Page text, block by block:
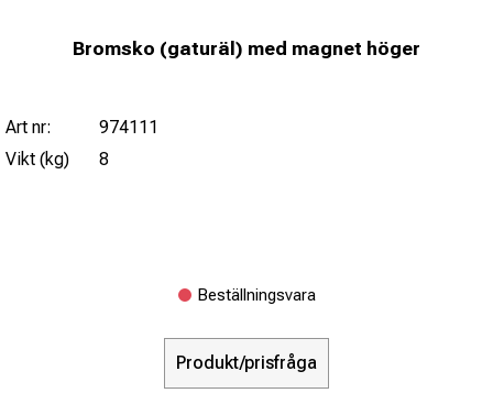
Bromsko (gaturäl) med magnet höger
Art nr:
974111
Vikt (kg)
8
Beställningsvara
Produkt/prisfråga